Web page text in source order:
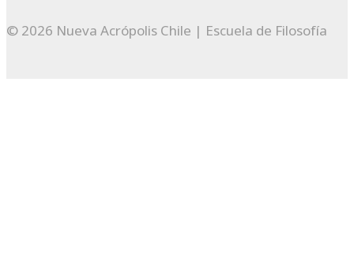
© 2026 Nueva Acrópolis Chile | Escuela de Filosofía